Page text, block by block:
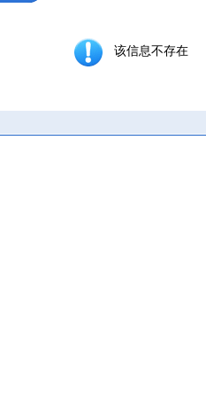
该信息不存在